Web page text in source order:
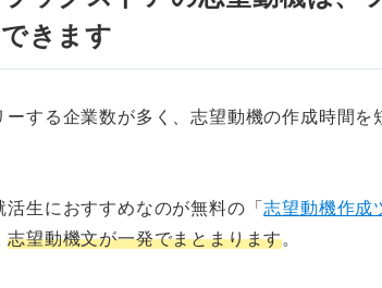
きます
ーする企業数が多く、志望動機の作成時間を
活生におすすめなのが無料の「志望動機作成
志望動機文が一発でまとまります。